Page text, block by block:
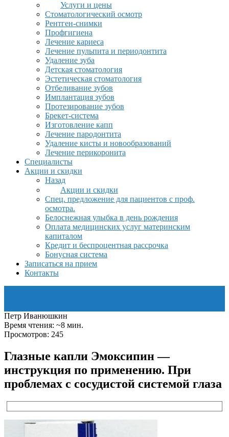
Услуги и цены
Стоматологический осмотр
Рентген-снимки
Профгигиена
Лечение кариеса
Лечение пульпита и периодонтита
Удаление зуба
Детская стоматология
Эстетическая стоматология
Отбеливание зубов
Имплантация зубов
Протезирование зубов
Брекет-система
Изготовление капп
Лечение пародонтита
Удаление кисты и новообразований
Лечение перикоронита
Специалисты
Акции и скидки
Назад
Акции и скидки
Спец. предложение для пациентов с проф.
осмотра.
Белоснежная улыбка в день рождения
Оплата медицинских услуг материнским
капиталом
Кредит и беспроцентная рассрочка
Бонусная система
Записаться на прием
Контакты
Петр Иванюшкин
Время чтения: ~8 мин.
Просмотров: 245
Глазные капли Эмоксипин —
инструкция по применению. При
проблемах с сосудистой системой глаза